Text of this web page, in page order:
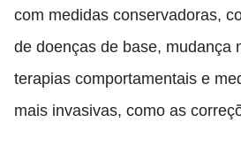
com medidas conservadoras,
de doenças de base, mudança
terapias comportamentais e
mais invasivas, como as